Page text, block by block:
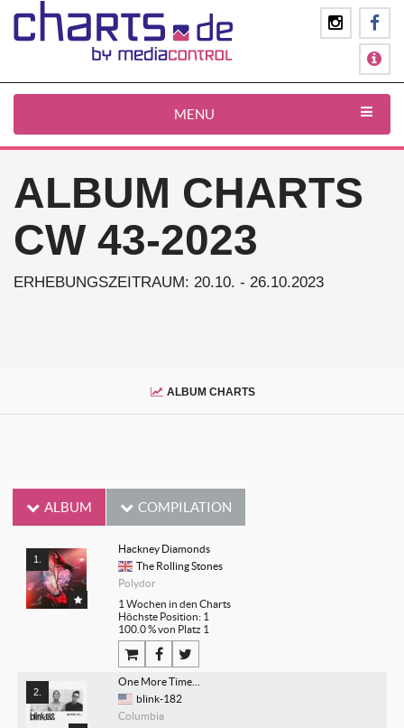
MENU
ALBUM CHARTS
CW 43-2023
ERHEBUNGSZEITRAUM: 20.10. - 26.10.2023
ALBUM CHARTS
ALBUM COMPILATION
Hackney Diamonds
The Rolling Stones
Polydor
1 Wochen in den Charts
Höchste Position: 1
100.0 % von Platz 1
One More Time...
blink-182
Columbia